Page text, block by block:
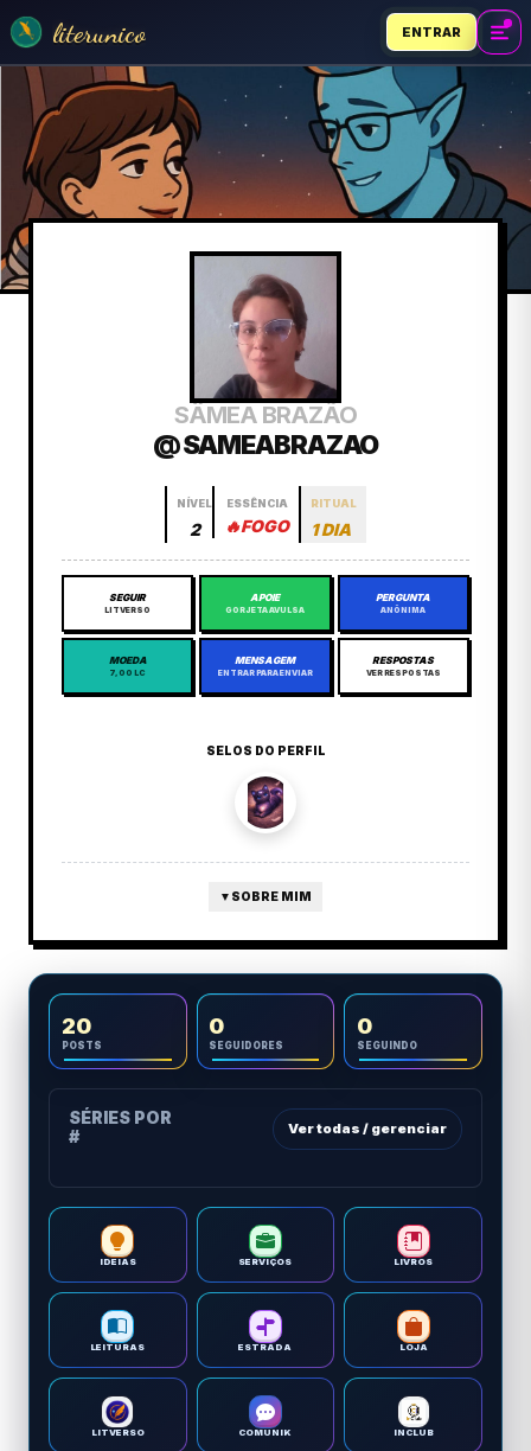
literunico ENTRAR
SÂMEA BRAZÃO
@ SAMEABRAZAO
NÍVEL
2
ESSÊNCIA
🔥FOGO
RITUAL
1 DIA
SEGUIR
LITVERSO
APOIE
GORJETA AVULSA
PERGUNTA
ANÔNIMA
MOEDA
7,00 LC
MENSAGEM
ENTRAR PARA ENVIAR
RESPOSTAS
VER RESPOSTAS
SELOS DO PERFIL
▼ SOBRE MIM
20
POSTS
0
SEGUIDORES
0
SEGUINDO
SÉRIES POR
#
Ver todas / gerenciar
IDEIAS SERVIÇOS LIVROS
LEITURAS ESTRADA LOJA
LITVERSO COMUNIK INCLUB